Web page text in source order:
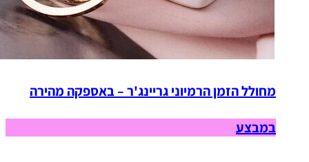
מחולל הזמן הרמיוני גריינג'ר – באספקה מהירה
במבצע